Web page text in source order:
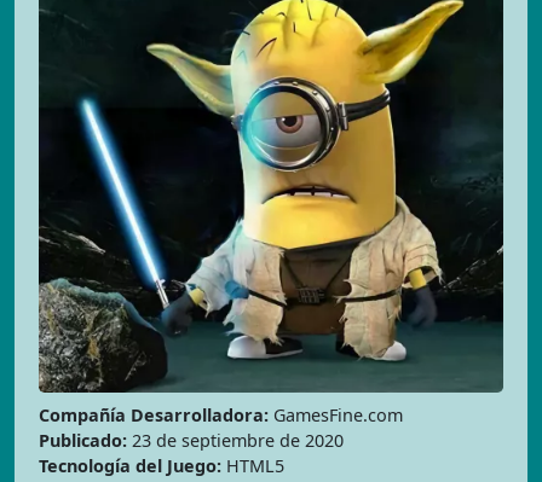
Compañía Desarrolladora: GamesFine.com
Publicado: 23 de septiembre de 2020
Tecnología del Juego: HTML5